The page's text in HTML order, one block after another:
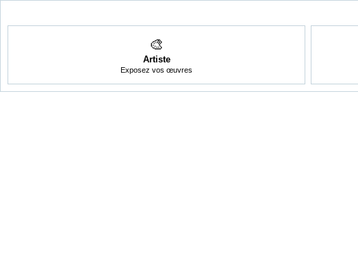
🎨
Artiste
Exposez vos œuvres